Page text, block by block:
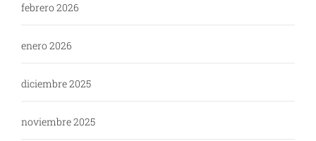
febrero 2026
enero 2026
diciembre 2025
noviembre 2025